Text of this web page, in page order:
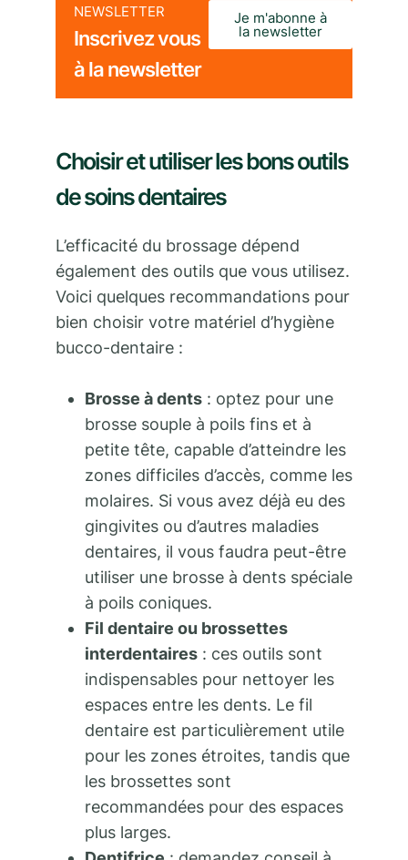
NEWSLETTER
Inscrivez vous
à la newsletter
Je m'abonne à
la newsletter
Choisir et utiliser les bons outils
de soins dentaires
L’efficacité du brossage dépend
également des outils que vous utilisez.
Voici quelques recommandations pour
bien choisir votre matériel d’hygiène
bucco-dentaire :
Brosse à dents : optez pour une
brosse souple à poils fins et à
petite tête, capable d’atteindre les
zones difficiles d’accès, comme les
molaires. Si vous avez déjà eu des
gingivites ou d’autres maladies
dentaires, il vous faudra peut-être
utiliser une brosse à dents spéciale
à poils coniques.
Fil dentaire ou brossettes
interdentaires : ces outils sont
indispensables pour nettoyer les
espaces entre les dents. Le fil
dentaire est particulièrement utile
pour les zones étroites, tandis que
les brossettes sont
recommandées pour des espaces
plus larges.